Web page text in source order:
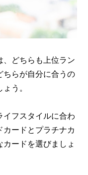
、どちらも上位ラン
ちらが自分に合うの
う。
イフスタイルに合わ
ードとプラチナカ
ードを選びましょ